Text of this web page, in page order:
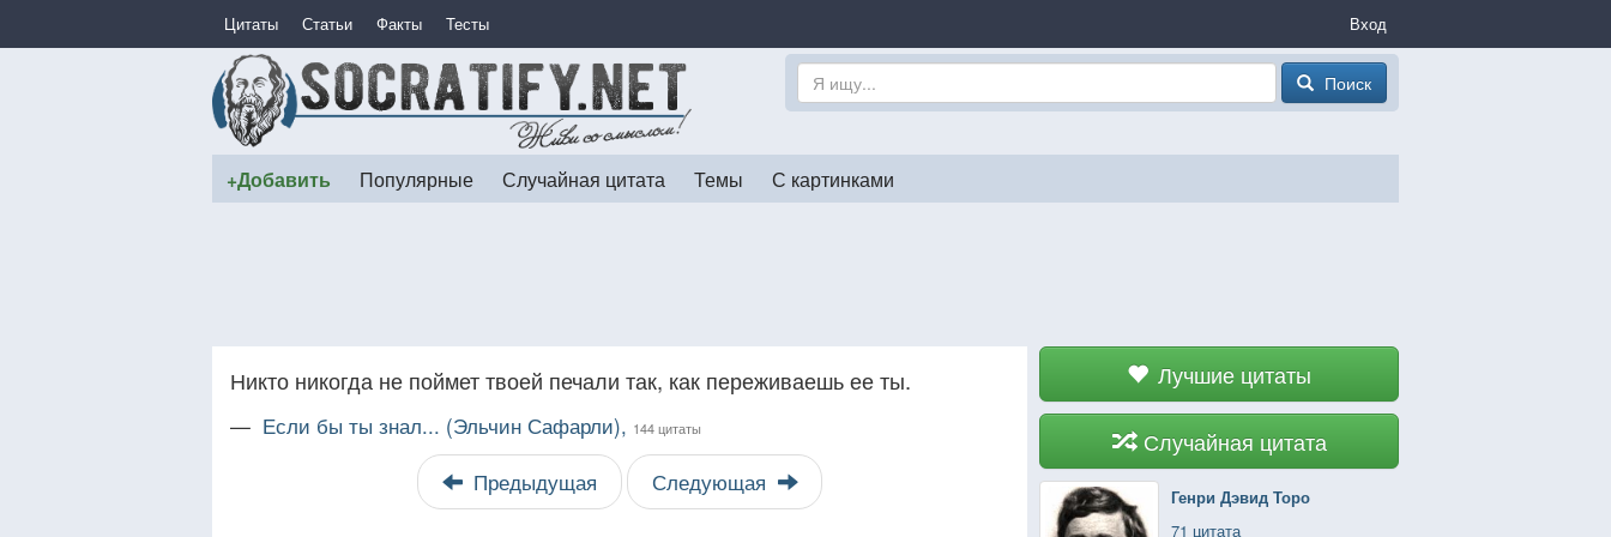
Цитаты Статьи Факты Тесты Вход
Поиск
+Добавить Популярные Случайная цитата Темы С картинками
Лучшие цитаты
Случайная цитата
Генри Дэвид Торо
71 цитата
Никто никогда не поймет твоей печали так, как переживаешь ее ты.
— Если бы ты знал... (Эльчин Сафарли), 144 цитаты
Предыдущая Следующая